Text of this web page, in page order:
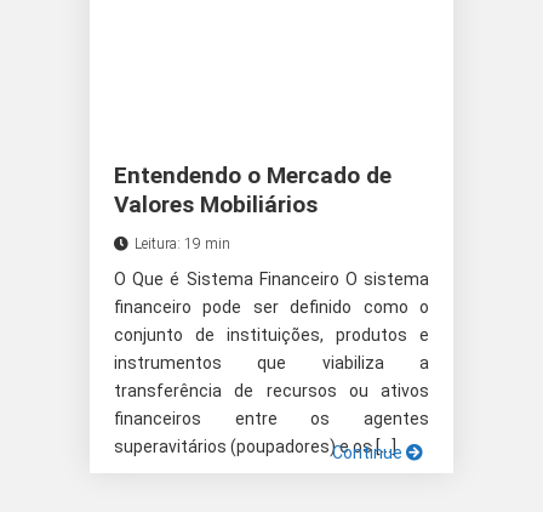
Entendendo o Mercado de
Valores Mobiliários
Leitura: 19 min
O Que é Sistema Financeiro O sistema
financeiro pode ser definido como o
conjunto de instituições, produtos e
instrumentos que viabiliza a
transferência de recursos ou ativos
financeiros entre os agentes
superavitários (poupadores) e os […]
Continue